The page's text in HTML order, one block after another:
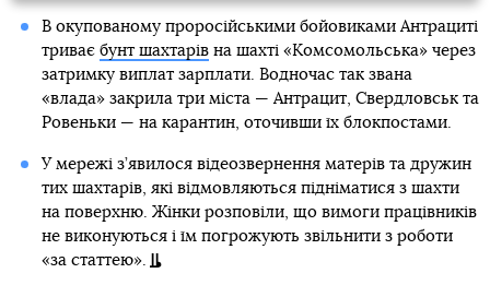
В окупованому проросійськими бойовиками Антрациті
триває бунт шахтарівна шахті «Комсомольська» через
затримку виплат зарплати. Водночас так звана
«влада» закрила три міста — Антрацит, Свердловськ та
Ровеньки — на карантин, оточивши їх блокпостами.
У мережі з’явилося відеозвернення матерів та дружин
тих шахтарів, які відмовляються підніматися з шахти
на поверхню. Жінки розповіли, що вимоги працівників
не виконуються і їм погрожують звільнити з роботи
«за статтею».